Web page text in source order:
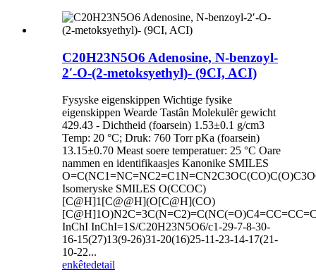
C20H23N5O6 Adenosine, N-benzoyl-
2′-O-(2-metoksyethyl)- (9CI, ACI)
Fysyske eigenskippen Wichtige fysike
eigenskippen Wearde Tastân Molekulêr gewicht
429.43 - Dichtheid (foarsein) 1.53±0.1 g/cm3
Temp: 20 °C; Druk: 760 Torr pKa (foarsein)
13.15±0.70 Meast soere temperatuer: 25 °C Oare
nammen en identifikaasjes Kanonike SMILES
Isomeryske SMILES O(CCOC)
[C@H]1[C@@H](O[C@H](CO)
InChI InChI=1S/C20H23N5O6/c1-29-7-8-30-
16-15(27)13(9-26)31-20(16)25-11-23-14-17(21-
10-22...
enkêtedetail